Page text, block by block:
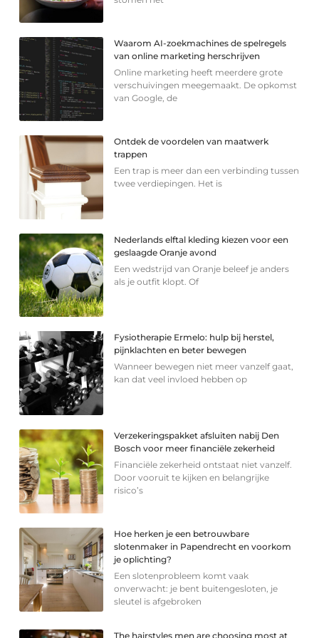
Waarom AI-zoekmachines de spelregels
van online marketing herschrijven
Online marketing heeft meerdere grote
verschuivingen meegemaakt. De opkomst
van Google, de
Ontdek de voordelen van maatwerk
trappen
Een trap is meer dan een verbinding tussen
twee verdiepingen. Het is
Nederlands elftal kleding kiezen voor een
geslaagde Oranje avond
Een wedstrijd van Oranje beleef je anders
als je outfit klopt. Of
Fysiotherapie Ermelo: hulp bij herstel,
pijnklachten en beter bewegen
Wanneer bewegen niet meer vanzelf gaat,
kan dat veel invloed hebben op
Verzekeringspakket afsluiten nabij Den
Bosch voor meer financiële zekerheid
Financiële zekerheid ontstaat niet vanzelf.
Door vooruit te kijken en belangrijke
risico’s
Hoe herken je een betrouwbare
slotenmaker in Papendrecht en voorkom
je oplichting?
Een slotenprobleem komt vaak
onverwacht: je bent buitengesloten, je
sleutel is afgebroken
The hairstyles men are choosing most at